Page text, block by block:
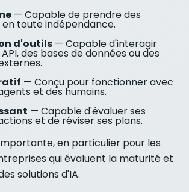
— Capable de prendre des
en toute indépendance.
d'outils — Capable d'interagir
des bases de données ou des
— Conçu pour fonctionner avec
et des humains.
— Capable d'évaluer ses
et de réviser ses plans.
en particulier pour les
qui évaluent la maturité et
solutions d'IA.